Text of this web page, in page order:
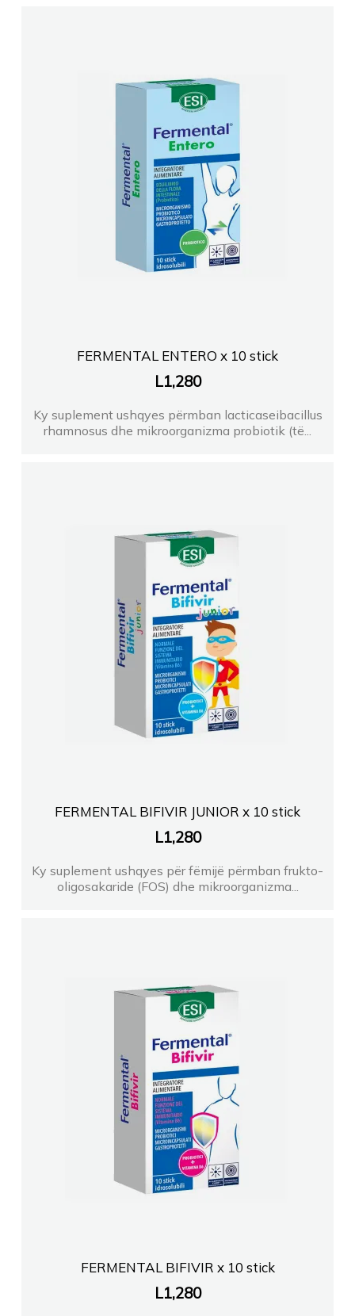
FERMENTAL ENTERO x 10 stick
L1,280
Ky suplement ushqyes përmban lacticaseibacillus
rhamnosus dhe mikroorganizma probiotik (të...
FERMENTAL BIFIVIR JUNIOR x 10 stick
L1,280
Ky suplement ushqyes për fëmijë përmban frukto-
oligosakaride (FOS) dhe mikroorganizma...
FERMENTAL BIFIVIR x 10 stick
L1,280